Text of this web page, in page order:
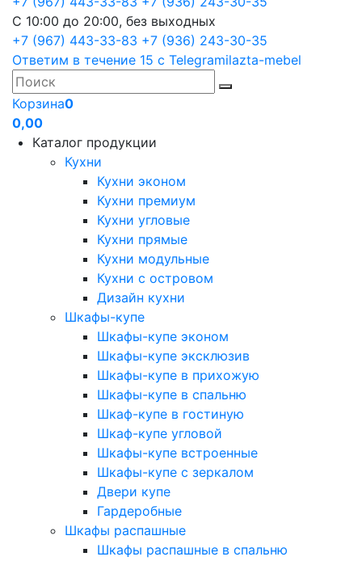
С 10:00 до 20:00, без выходных
+7 (967) 443-33-83 +7 (936) 243-30-35
Ответим в течение 15 с Telegramilazta-mebel
Корзина0
0,00
Каталог продукции
Кухни
Кухни эконом
Кухни премиум
Кухни угловые
Кухни прямые
Кухни модульные
Кухни с островом
Дизайн кухни
Шкафы-купе
Шкафы-купе эконом
Шкафы-купе эксклюзив
Шкафы-купе в прихожую
Шкафы-купе в спальню
Шкаф-купе в гостиную
Шкаф-купе угловой
Шкафы-купе встроенные
Шкафы-купе с зеркалом
Двери купе
Гардеробные
Шкафы распашные
Шкафы распашные в спальню